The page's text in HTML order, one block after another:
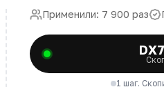
Применили: 7 900 раз
1 шаг.